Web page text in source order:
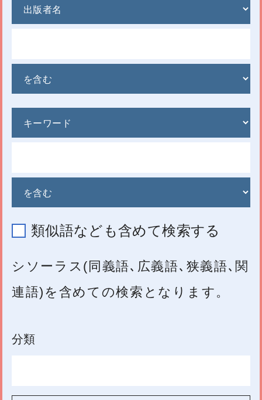
類似語なども含めて検索する
シソーラス(同義語､広義語､狭義語､関
連語)を含めての検索となります。
分類